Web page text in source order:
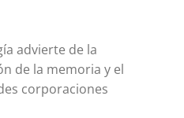
advierte de la
de la memoria y el
corporaciones